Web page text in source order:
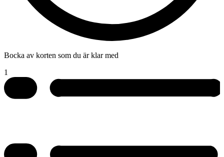
Bocka av korten som du är klar med
1